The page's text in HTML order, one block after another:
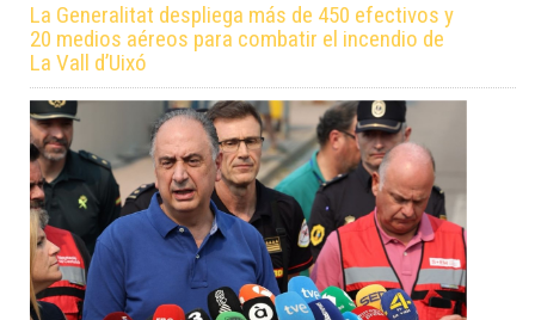
La Generalitat despliega más de 450 efectivos y
20 medios aéreos para combatir el incendio de
La Vall d’Uixó